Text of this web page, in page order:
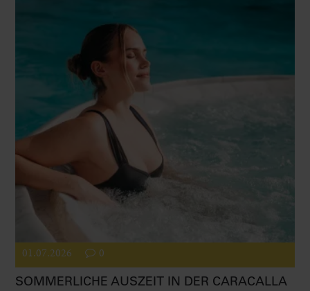
01.07.2026 0
SOMMERLICHE AUSZEIT IN DER CARACALLA